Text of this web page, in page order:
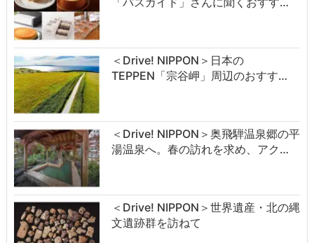
＜Drive! NIPPON＞日本の
TEPPEN「宗谷岬」周辺のおすす…
＜Drive! NIPPON＞奥飛騨温泉郷の平
湯温泉へ。春の訪れを求め、アク…
＜Drive! NIPPON＞世界遺産・北の縄
文遺跡群を訪ねて